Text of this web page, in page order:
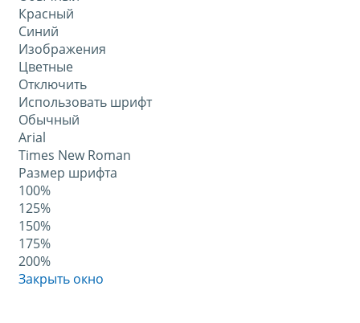
Красный
Синий
Изображения
Цветные
Отключить
Использовать шрифт
Обычный
Arial
Times New Roman
Размер шрифта
100%
125%
150%
175%
200%
Закрыть окно